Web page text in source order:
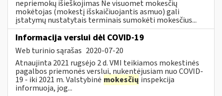
nepriemokų išieškojimas Ne visuomet mokesčių
mokėtojas (mokestį išskaičiuojantis asmuo) gali
įstatymų nustatytais terminais sumokėti mokesčius...
Informacija verslui dėl COVID-19
Web turinio sąrašas 2020-07-20
Atnaujinta 2021 rugsėjo 2 d. VMI teikiamos mokestinės
pagalbos priemonės verslui, nukentėjusiam nuo COVID-
19 - iki 2021 m. Valstybinė mokesčių inspekcija
informuoja, jog...